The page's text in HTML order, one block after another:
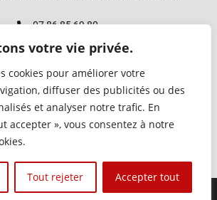
votre vie privée.
cookies pour améliorer votre
diffuser des publicités ou des
et analyser notre trafic. En
accepter », vous consentez à notre
Tout rejeter Accepter tout
07 86 85 69 80
Puech de Grèzes, 12510 Druelle-Balsac
légales
2026 -Kalici Communication & Marketing